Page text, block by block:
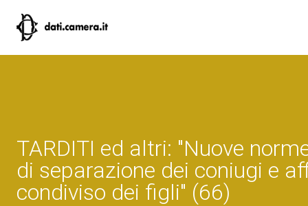
TARDITI ed altri: "Nuove
di separazione dei coniugi e
condiviso dei figli" (66)